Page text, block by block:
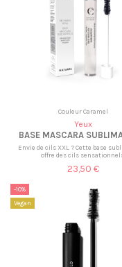
Couleur Caramel
Yeux
BASE MASCARA
Envie de cils XXL ? Cette base
offre des cils
23,50 €
-10%
Vegan